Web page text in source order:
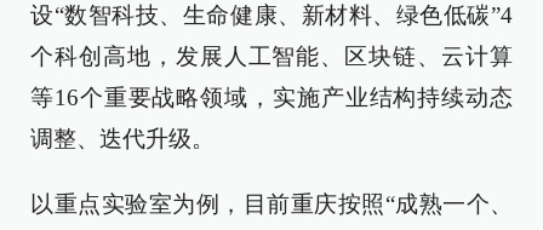
设“数智科技、生命健康、新材料、绿色低碳”4
个科创高地，发展人工智能、区块链、云计算
等16个重要战略领域，实施产业结构持续动态
调整、迭代升级。
以重点实验室为例，目前重庆按照“成熟一个、